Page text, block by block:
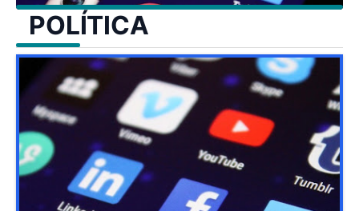
POLÍTICA